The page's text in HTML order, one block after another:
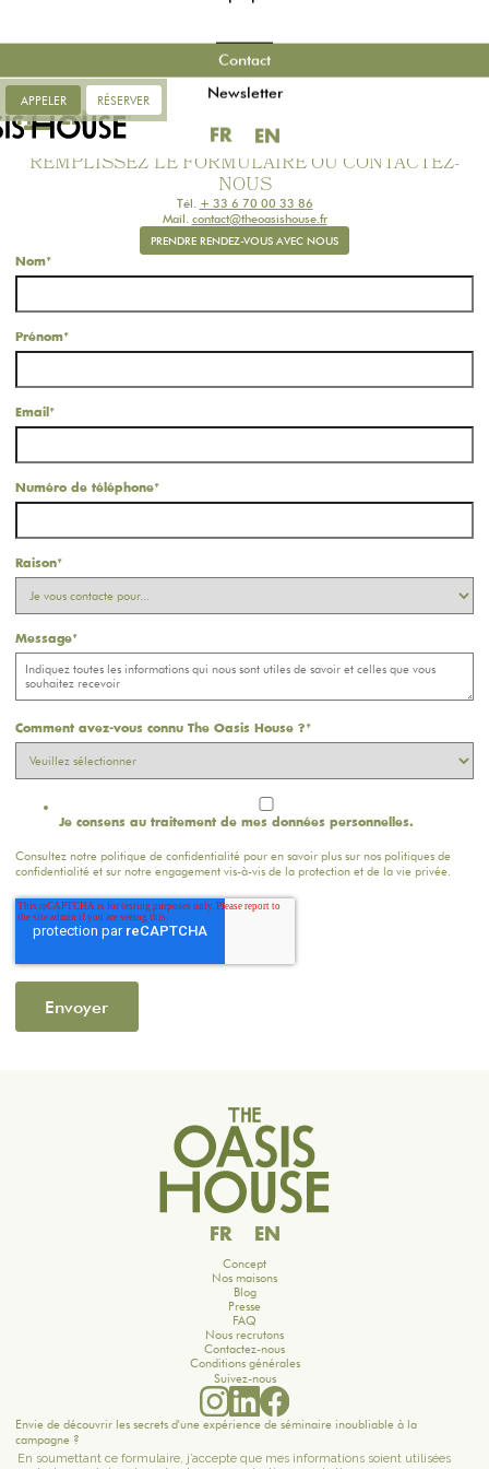
Contact
Newsletter
FR EN
FR EN
NUITS RÉSERVÉES, UNE NUIT
APPELER RÉSERVER
Vous souhaitez réserver une propriété pour vos vacances, un
séminaire ou un événement ?
REMPLISSEZ LE FORMULAIRE OU CONTACTEZ-
NOUS
Tél. + 33 6 70 00 33 86
Mail. contact@theoasishouse.fr
PRENDRE RENDEZ-VOUS AVEC NOUS
Nom*
Prénom*
Email *
Numéro de téléphone*
Raison*
Message*
Comment avez-vous connu The Oasis House ?*
Je consens au traitement de mes données personnelles.
Consultez notre politique de confidentialité pour en savoir plus sur nos politiques de
confidentialité et sur notre engagement vis-à-vis de la protection et de la vie privée.
FR EN
Concept
Nos maisons
Blog
Presse
FAQ
Nous recrutons
Contactez-nous
Conditions générales
Suivez-nous
Envie de découvrir les secrets d'une expérience de séminaire inoubliable à la
campagne ?